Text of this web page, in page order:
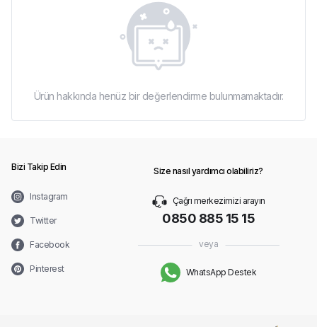
Ürün hakkında henüz bir değerlendirme bulunmamaktadır.
Bizi Takip Edin
Instagram
Twitter
Facebook
Pinterest
Size nasıl yardımcı olabiliriz?
Çağrı merkezimizi arayın
0850 885 15 15
veya
WhatsApp Destek